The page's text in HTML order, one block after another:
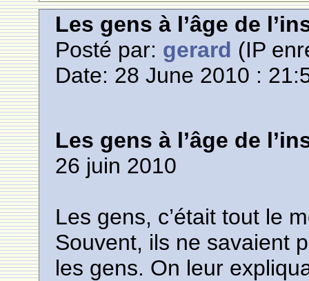
Les gens à l’âge de
Posté par: gerard (IP
Date: 28 June 2010 :
Les gens à l’âge de
26 juin 2010
Les gens, c’était tout le
Souvent, ils ne savaient
les gens. On leur